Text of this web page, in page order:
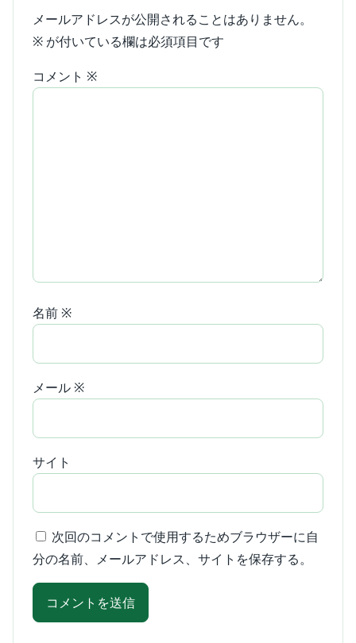
メールアドレスが公開されることはありません。
※ が付いている欄は必須項目です
コメント ※
名前 ※
メール ※
サイト
次回のコメントで使用するためブラウザーに自
分の名前、メールアドレス、サイトを保存する。